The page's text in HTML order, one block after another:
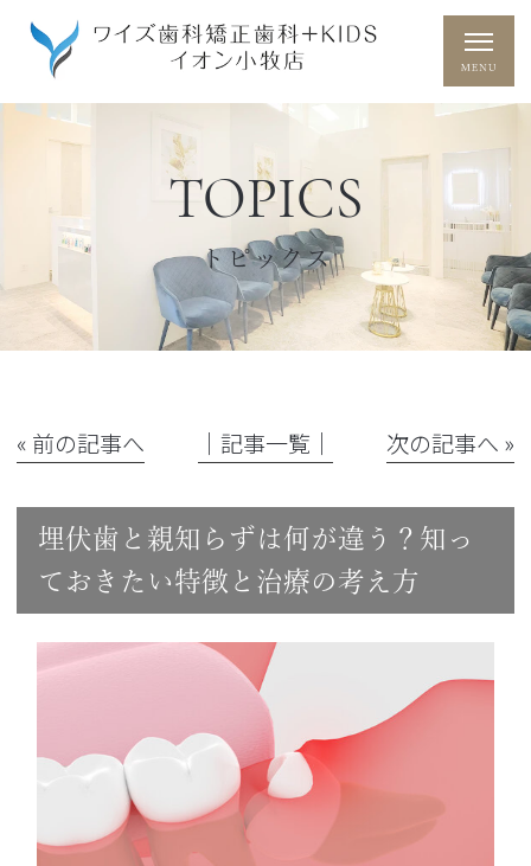
TOPICS
トピックス
« 前の記事へ │記事一覧│ 次の記事へ »
埋伏歯と親知らずは何が違う？知っ
ておきたい特徴と治療の考え方